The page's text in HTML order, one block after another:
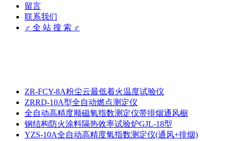
留言
联系我们
♂ 全 站 搜 索 ♂
ZR-FCY-8A粉尘云最低着火温度试验仪
ZRRD-10A型全自动燃点测定仪
全自动高精度顺磁氧指数测定仪带排烟通风橱
钢结构防火涂料隔热效率试验炉GJL-18型
YZS-10A全自动高精度氧指数测定仪(通风+排烟)